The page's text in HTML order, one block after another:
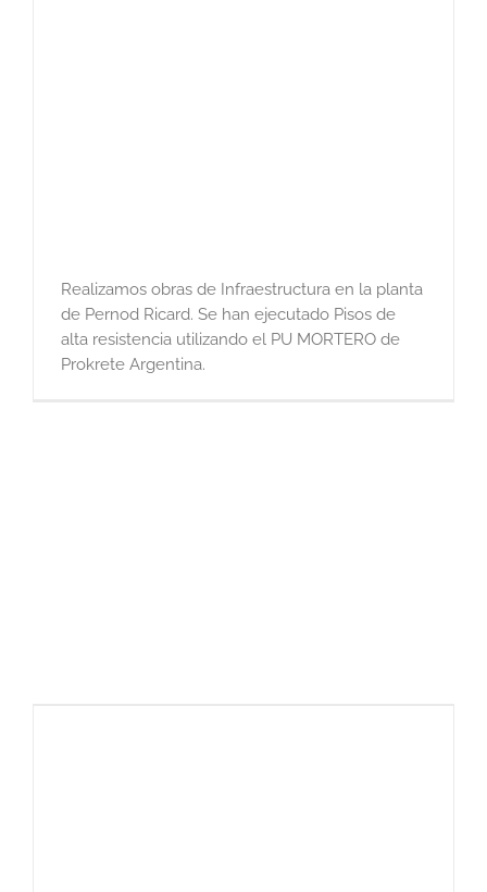
Realizamos obras de Infraestructura en la planta
de Pernod Ricard. Se han ejecutado Pisos de
alta resistencia utilizando el PU MORTERO de
Prokrete Argentina.